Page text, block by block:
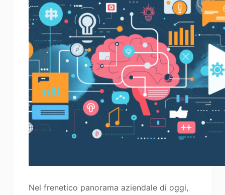
Nel frenetico panorama aziendale di oggi,